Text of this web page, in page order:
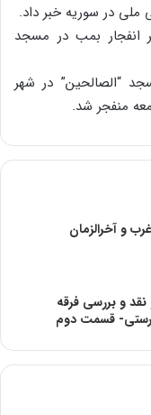
ملی در سوریه خبر داد.
انفجار بمب در مسجد
“الصالحین” در شهر
منفجر شد.
و آخرالزمان
و بررسی فرقه
قسمت دوم